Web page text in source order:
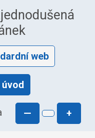
web
úvod
— +